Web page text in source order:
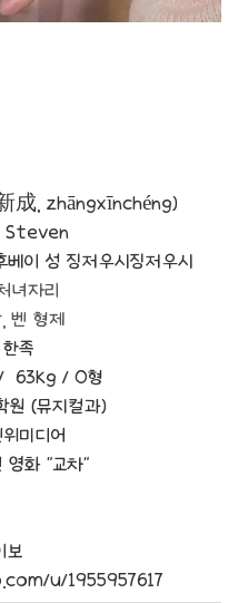
成, zhāngxīnchéng)
Steven
이 성 징저우시징저우시
녀자리
벤 형제
한족
63kg / O형
원 (뮤지컬과)
미디어
영화 "교차"
보
u/1955957617